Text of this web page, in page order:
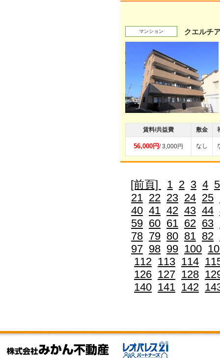
マンション クエルチ
賃料/共益費 敷金
56,000円/ 3,000円 なし
[前頁] 1 2 3 4 5
21 22 23 24 25
40 41 42 43 44
59 60 61 62 63
78 79 80 81 82
97 98 99 100
112 113 114
126 127 128
140 141 142